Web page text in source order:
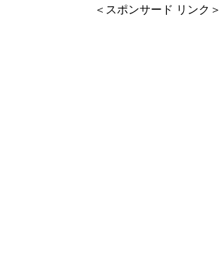
＜スポンサード リンク＞